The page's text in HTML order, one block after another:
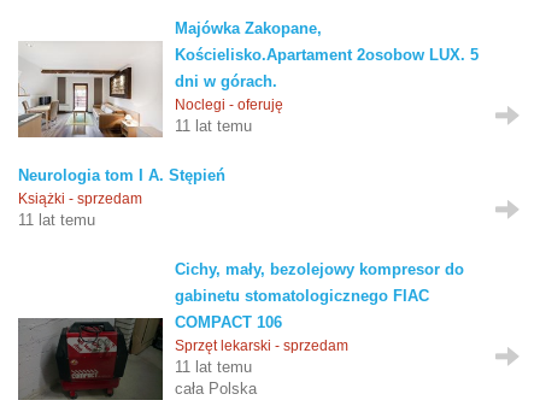
Majówka Zakopane,
Kościelisko.Apartament 2osobow LUX. 5
dni w górach.
Noclegi - oferuję
11 lat temu
Neurologia tom I A. Stępień
Książki - sprzedam
11 lat temu
Cichy, mały, bezolejowy kompresor do
gabinetu stomatologicznego FIAC
COMPACT 106
Sprzęt lekarski - sprzedam
11 lat temu
cała Polska